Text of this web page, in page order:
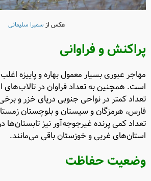
عکس از سمیرا سلیمانی
پراکنش و فراوانی
مهاجر عبوری بسیار معمول بهاره و پاییزه
است. همچنین به تعداد فراوان در تالاب‌های
تعداد کمتر در نواحی جنوبی دریای خزر و
فارس، هرمزگان و سیستان و بلوچستان
تعداد کمی پرنده غیرجوجه‌آور نیز تابستان‌ها
استان‌های غربی و خوزستان باقی می‌مانند.
وضعیت حفاظت